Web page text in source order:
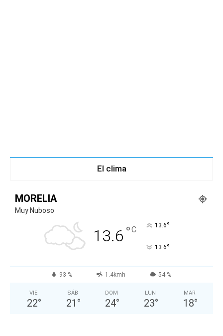
El clima
MORELIA
Muy Nuboso
13.6 °C 13.6°
13.6°
93 % 1.4kmh 54 %
VIE
22°
SÁB
21 °
DOM
24°
LUN
23°
MAR
18°